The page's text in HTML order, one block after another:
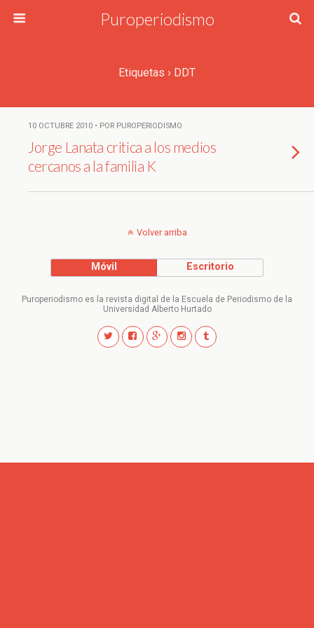
Puroperiodismo
Etiquetas › DDT
10 OCTUBRE 2010 • POR PUROPERIODISMO
Jorge Lanata critica a los medios
cercanos a la familia K
Volver arriba
Móvil Escritorio
Puroperiodismo es la revista digital de la Escuela de Periodismo de la
Universidad Alberto Hurtado